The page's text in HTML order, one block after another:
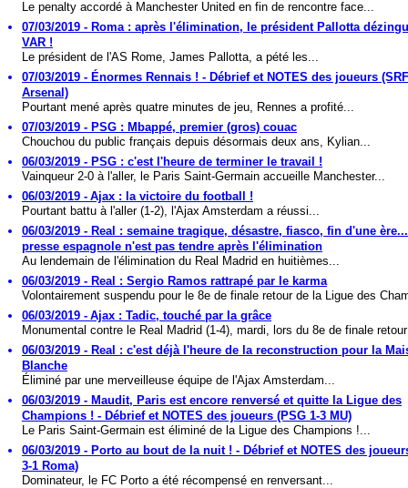
Le penalty accordé à Manchester United en fin de rencontre face...
07/03/2019 - Roma : après l'élimination, le président Pallotta
VAR !
Le président de l'AS Rome, James Pallotta, a pété les...
07/03/2019 - Énormes Rennais ! - Débrief et NOTES des joueurs
Arsenal)
Pourtant mené après quatre minutes de jeu, Rennes a profité...
07/03/2019 - PSG : Mbappé, premier (gros) couac
Chouchou du public français depuis désormais deux ans, Kylian...
06/03/2019 - PSG : c'est l'heure de terminer le travail !
Vainqueur 2-0 à l'aller, le Paris Saint-Germain accueille Manchester...
06/03/2019 - Ajax : la victoire du football !
Pourtant battu à l'aller (1-2), l'Ajax Amsterdam a réussi...
06/03/2019 - Real : semaine tragique, désastre, fiasco, fin d'une
presse espagnole n'est pas tendre après l'élimination
Au lendemain de l'élimination du Real Madrid en huitièmes...
06/03/2019 - Real : Sergio Ramos rattrapé par le karma
Volontairement suspendu pour le 8e de finale retour de la Ligue des
06/03/2019 - Ajax : Tadic, touché par la grâce
Monumental contre le Real Madrid (1-4), mardi, lors du 8e de finale
06/03/2019 - Real : c'est déjà l'heure de la reconstruction pour la
Blanche
Éliminé par une merveilleuse équipe de l'Ajax Amsterdam...
06/03/2019 - Maudit, Paris est encore renversé et quitte la Ligue des
Champions ! - Débrief et NOTES des joueurs (PSG 1-3 MU)
Le Paris Saint-Germain est éliminé de la Ligue des Champions !...
06/03/2019 - Porto au bout de la nuit ! - Débrief et NOTES des
3-1 Roma)
Dominateur, le FC Porto a été récompensé en renversant...